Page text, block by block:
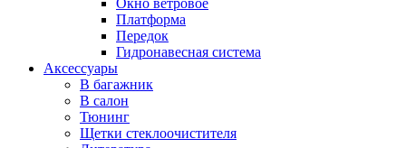
Окно ветровое
Платформа
Передок
Гидронавесная система
Аксессуары
В багажник
В салон
Тюнинг
Щетки стеклоочистителя